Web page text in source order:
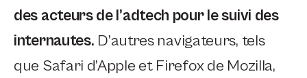
des acteurs de l’adtech pour le suivi des
internautes. D’autres navigateurs, tels
que Safari d’Apple et Firefox de Mozilla,